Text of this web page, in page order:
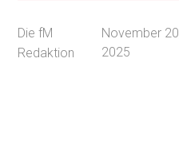
Die fM
Redaktion
November
2025